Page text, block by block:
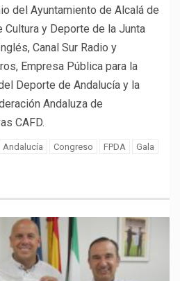
del Ayuntamiento de Alcalá de
Cultura y Deporte de la Junta
Canal Sur Radio y
Empresa Pública para la
Deporte de Andalucía y la
Andaluza de
CAFD.
Andalucía Congreso FPDA
Gala